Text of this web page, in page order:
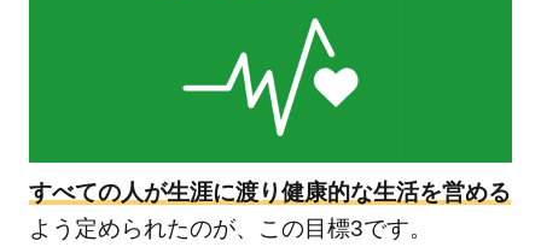
目標
を達
すべての人が生涯に渡り健康的な生活を営める
よう定められたのが、この目標3です。